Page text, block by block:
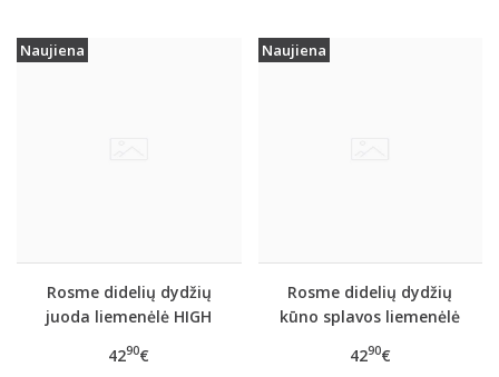
Naujiena
Rosme didelių dydžių
juoda liemenėlė HIGH
4290€
Naujiena
Rosme didelių dydžių
kūno splavos liemenėlė
4290€